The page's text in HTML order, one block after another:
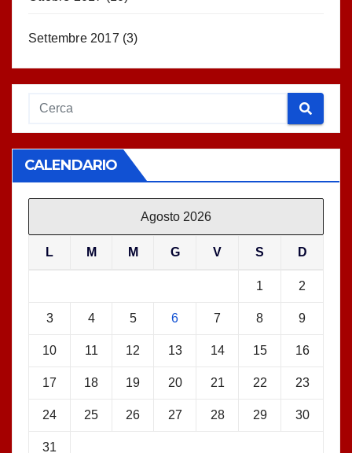
Settembre 2017 (3)
CALENDARIO
Agosto 2026
L M M G V S D
1 2
3 4 5 6 7 8 9
10 11 12 13 14 15 16
17 18 19 20 21 22 23
24 25 26 27 28 29 30
31